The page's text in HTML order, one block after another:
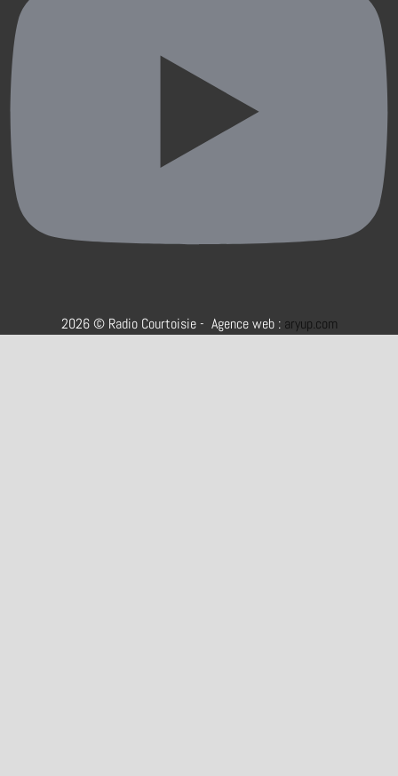
2026 © Radio Courtoisie - Agence web : aryup.com